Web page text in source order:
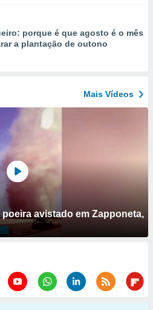
porque é que agosto é o mês
a plantação de outono
Mais Vídeos
avistado em Zapponeta,